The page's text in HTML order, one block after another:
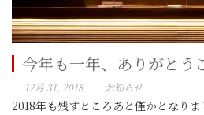
今年も一年、ありがとう
12月 31, 2018 お知らせ
2018年も残すところあと僅かとなりま